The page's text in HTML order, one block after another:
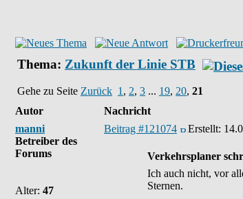
Thema: Zukunft der Linie STB
Gehe zu Seite Zurück 1 , 2, 3 ... 19, 20, 21
Autor
Nachricht
manni
Betreiber des
Forums
Alter: 47
Beitrag #121074 Erstellt:
Verkehrsplaner
Ich auch nicht, vor
Sternen.